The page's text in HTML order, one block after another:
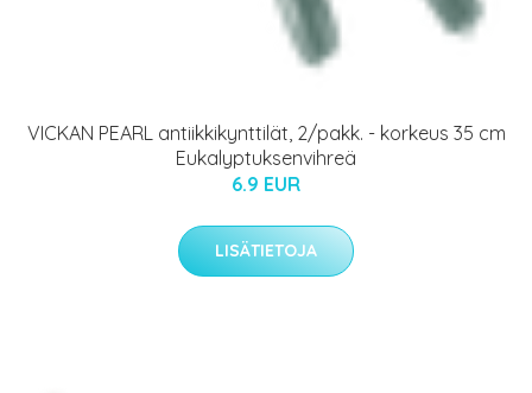
VICKAN PEARL antiikkikynttilät, 2/pakk. - korkeus 35 cm
Eukalyptuksenvihreä
6.9 EUR
LISÄTIETOJA